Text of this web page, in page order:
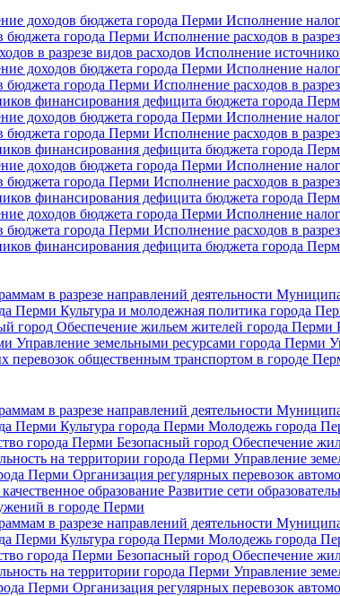
доходов бюджета города Перми Исполнение
бюджета города Перми Исполнение расходов в
в разрезе видов расходов Исполнение
доходов бюджета города Перми Исполнение
бюджета города Перми Исполнение расходов в
финансирования дефицита бюджета города
доходов бюджета города Перми Исполнение
бюджета города Перми Исполнение расходов в
финансирования дефицита бюджета города
доходов бюджета города Перми Исполнение
бюджета города Перми Исполнение расходов в
финансирования дефицита бюджета города
доходов бюджета города Перми Исполнение
бюджета города Перми Исполнение расходов в
финансирования дефицита бюджета города
в разрезе направлений деятельности
Перми Культура и молодежная политика города
город Обеспечение жильем жителей города Перми
Управление земельными ресурсами города Перми
перевозок общественным транспортом в городе
в разрезе направлений деятельности
Перми Культура города Перми Молодежь города
города Перми Безопасный город Обеспечение
на территории города Перми Управление
Перми Организация регулярных перевозок
образование Развитие сети
в городе Перми
в разрезе направлений деятельности
Перми Культура города Перми Молодежь города
города Перми Безопасный город Обеспечение
на территории города Перми Управление
Перми Организация регулярных перевозок